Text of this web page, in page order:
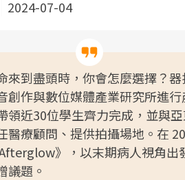
2024-07-04
來到盡頭時，你會怎麼選擇？
創作與數位媒體產業研究所進
領近30位學生齊力完成，並與
醫療顧問、提供拍攝場地。在
》，以末期病人視角出
議題。